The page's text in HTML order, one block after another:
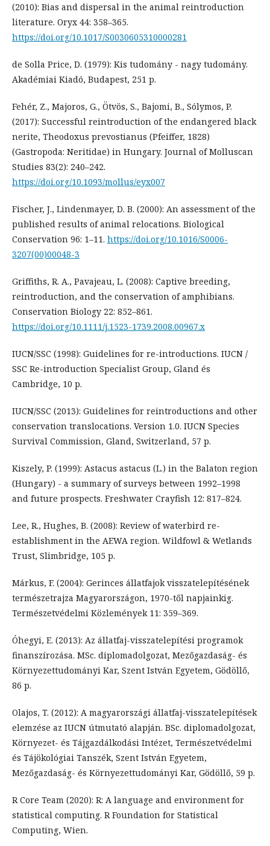
(2010): Bias and dispersal in the animal reintroduction
literature. Oryx 44: 358–365.
https://doi.org/10.1017/S0030605310000281
de Solla Price, D. (1979): Kis tudomány - nagy tudomány.
Akadémiai Kiadó, Budapest, 251 p.
Fehér, Z., Majoros, G., Ötvös, S., Bajomi, B., Sólymos, P.
(2017): Successful reintroduction of the endangered black
nerite, Theodoxus prevostianus (Pfeiffer, 1828)
(Gastropoda: Neritidae) in Hungary. Journal of Molluscan
Studies 83(2): 240–242.
https://doi.org/10.1093/mollus/eyx007
Fischer, J., Lindenmayer, D. B. (2000): An assessment of the
published results of animal relocations. Biological
Conservation 96: 1–11. https://doi.org/10.1016/S0006-
3207(00)00048-3
Griffiths, R. A., Pavajeau, L. (2008): Captive breeding,
reintroduction, and the conservation of amphibians.
Conservation Biology 22: 852–861.
https://doi.org/10.1111/j.1523-1739.2008.00967.x
IUCN/SSC (1998): Guidelines for re-introductions. IUCN /
SSC Re-introduction Specialist Group, Gland és
Cambridge, 10 p.
IUCN/SSC (2013): Guidelines for reintroductions and other
conservation translocations. Version 1.0. IUCN Species
Survival Commission, Gland, Switzerland, 57 p.
Kiszely, P. (1999): Astacus astacus (L.) in the Balaton region
(Hungary) - a summary of surveys between 1992–1998
and future prospects. Freshwater Crayfish 12: 817–824.
Lee, R., Hughes, B. (2008): Review of waterbird re-
establishment in the AEWA region. Wildfowl & Wetlands
Trust, Slimbridge, 105 p.
Márkus, F. (2004): Gerinces állatfajok visszatelepítésének
természetrajza Magyarországon, 1970-től napjainkig.
Természetvédelmi Közlemények 11: 359–369.
Óhegyi, E. (2013): Az állatfaj-visszatelepítési programok
finanszírozása. MSc. diplomadolgozat, Mezőgazdaság- és
Környezettudományi Kar, Szent István Egyetem, Gödöllő,
86 p.
Olajos, T. (2012): A magyarországi állatfaj-visszatelepítések
elemzése az IUCN útmutató alapján. BSc. diplomadolgozat,
Környezet- és Tájgazdálkodási Intézet, Természetvédelmi
és Tájökológiai Tanszék, Szent István Egyetem,
Mezőgazdaság- és Környezettudományi Kar, Gödöllő, 59 p.
R Core Team (2020): R: A language and environment for
statistical computing. R Foundation for Statistical
Computing, Wien.